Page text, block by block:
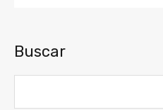
Buscar